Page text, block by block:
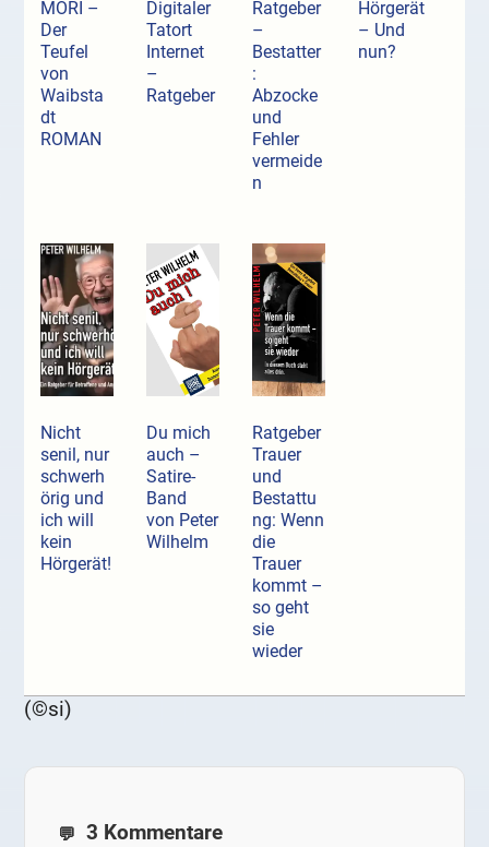
MORI –
Der
Teufel
von
Waibsta
dt
ROMAN
Digitaler
Tatort
Internet
–
Ratgeber
Ratgeber
–
Bestatter
:
Abzocke
und
Fehler
vermeide
n
Hörgerät
– Und
nun?
Nicht
senil, nur
schwerh
örig und
ich will
kein
Hörgerät!
Du mich
auch –
Satire-
Band
von Peter
Wilhelm
Ratgeber
Trauer
und
Bestattu
ng: Wenn
die
Trauer
kommt –
so geht
sie
wieder
(©si)
3 Kommentare